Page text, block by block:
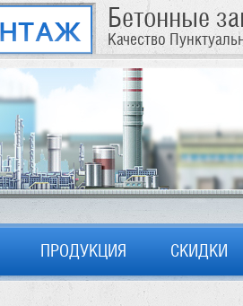
Бетонные
Качество
ПРОДУКЦИЯ СКИДКИ